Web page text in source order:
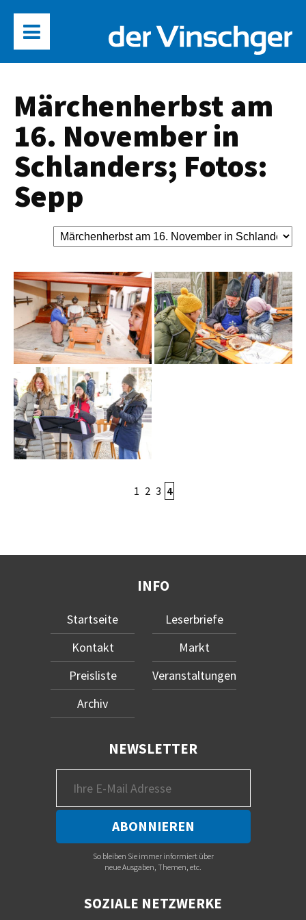
Märchenherbst am
16. November in
Schlanders; Fotos:
Sepp
1 2 3 4
INFO
Startseite
Kontakt
Preisliste
Archiv
Leserbriefe
Markt
Veranstaltungen
NEWSLETTER
So bleiben Sie immer informiert über
neue Ausgaben, Themen, etc.
SOZIALE NETZWERKE